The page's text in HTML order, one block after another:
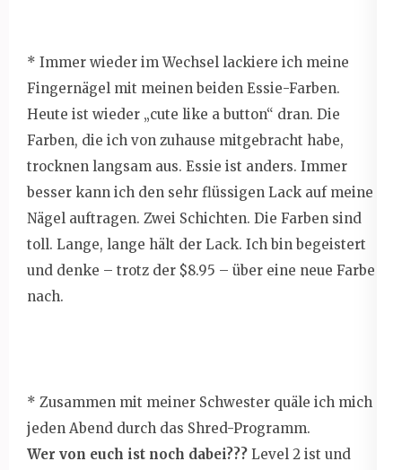
* Immer wieder im Wechsel lackiere ich meine
Fingernägel mit meinen beiden Essie-Farben.
Heute ist wieder „cute like a button“ dran. Die
Farben, die ich von zuhause mitgebracht habe,
trocknen langsam aus. Essie ist anders. Immer
besser kann ich den sehr flüssigen Lack auf meine
Nägel auftragen. Zwei Schichten. Die Farben sind
toll. Lange, lange hält der Lack. Ich bin begeistert
und denke – trotz der $8.95 – über eine neue Farbe
nach.
* Zusammen mit meiner Schwester quäle ich mich
jeden Abend durch das Shred-Programm.
Wer von euch ist noch dabei??? Level 2 ist und